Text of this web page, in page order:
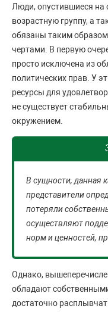
Люди, опустившиеся на
возрастную группу, а
обязаны таким
чертами. В первую
просто исключена из
политических прав. У
ресурсы для
не существует
окружением.
В сущности, данная
представители
потеряли
осуществляют
норм и ценностей,
Однако,
обладают
достаточно